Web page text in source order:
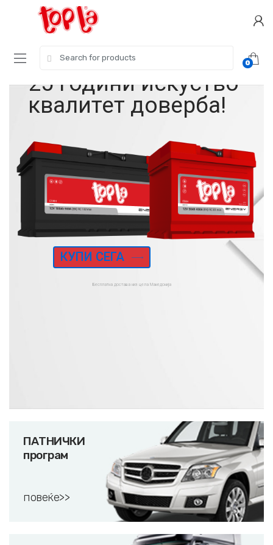
navigation
for:
0
25 години искуство
квалитет доверба!
КУПИ СЕГА
Бесплатна достава низ цела Македонија
ПАТНИЧКИ
програм
повеќе>>